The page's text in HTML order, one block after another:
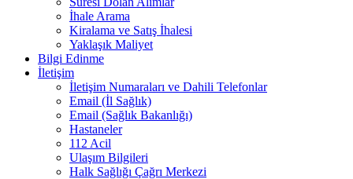
İhale Arama
Kiralama ve Satış İhalesi
Yaklaşık Maliyet
Bilgi Edinme
İletişim
İletişim Numaraları ve Dahili Telefonlar
Email (İl Sağlık)
Email (Sağlık Bakanlığı)
Hastaneler
112 Acil
Ulaşım Bilgileri
Halk Sağlığı Çağrı Merkezi